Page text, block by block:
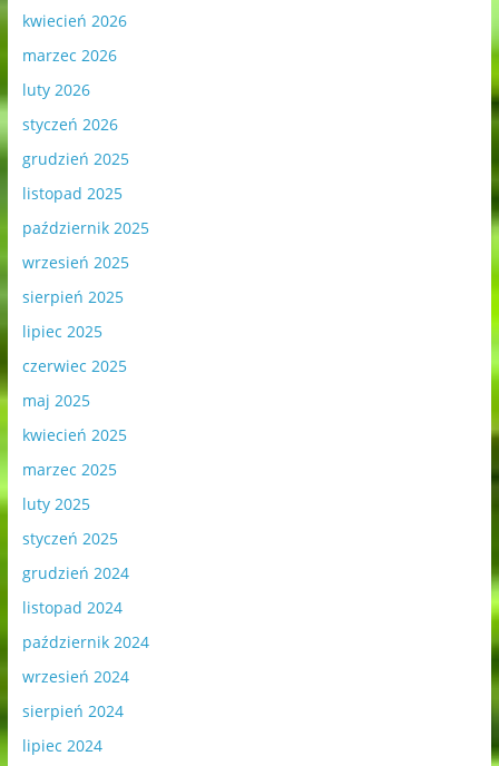
kwiecień 2026
marzec 2026
luty 2026
styczeń 2026
grudzień 2025
listopad 2025
październik 2025
wrzesień 2025
sierpień 2025
lipiec 2025
czerwiec 2025
maj 2025
kwiecień 2025
marzec 2025
luty 2025
styczeń 2025
grudzień 2024
listopad 2024
październik 2024
wrzesień 2024
sierpień 2024
lipiec 2024